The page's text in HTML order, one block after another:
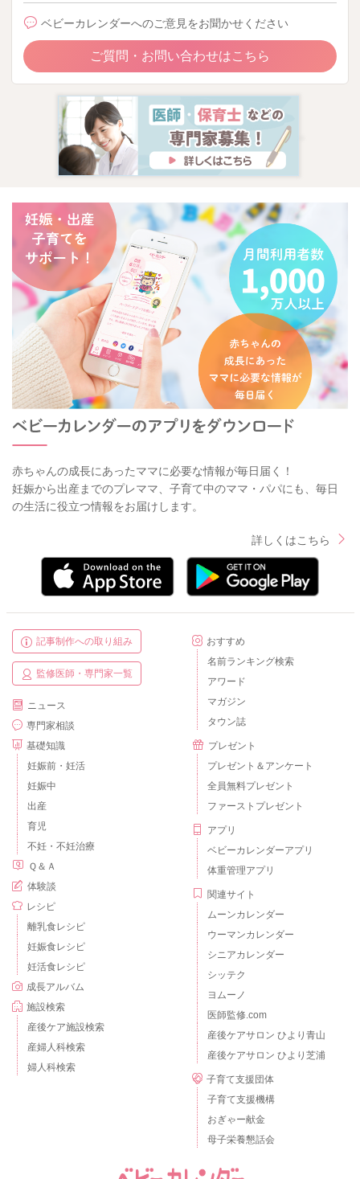
ベビーカレンダーへのご意見をお聞かせください
ご質問・お問い合わせはこちら
赤ちゃんの成長にあったママに必要な情報が毎日届く！
妊娠から出産までのプレママ、子育て中のママ・パパにも、毎日
の生活に役立つ情報をお届けします。
詳しくはこちら
記事制作への取り組み
監修医師・専門家一覧
ニュース
専門家相談
基礎知識
妊娠前・妊活
妊娠中
出産
育児
不妊・不妊治療
Ｑ＆Ａ
体験談
レシピ
離乳食レシピ
妊娠食レシピ
妊活食レシピ
成長アルバム
施設検索
産後ケア施設検索
産婦人科検索
婦人科検索
おすすめ
名前ランキング検索
アワード
マガジン
タウン誌
プレゼント
プレゼント＆アンケート
全員無料プレゼント
ファーストプレゼント
アプリ
ベビーカレンダーアプリ
体重管理アプリ
関連サイト
ムーンカレンダー
ウーマンカレンダー
シニアカレンダー
シッテク
ヨムーノ
医師監修.com
産後ケアサロン ひより青山
産後ケアサロン ひより芝浦
子育て支援団体
子育て支援機構
おぎゃー献金
母子栄養懇話会